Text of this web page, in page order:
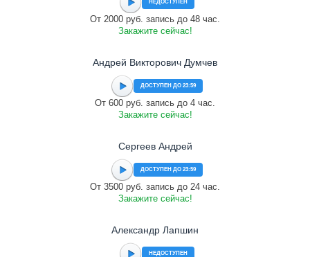
НЕДОСТУПЕН
От 2000 руб. запись до 48 час.
Закажите сейчас!
Андрей Викторович Думчев
ДОСТУПЕН ДО 23:59
От 600 руб. запись до 4 час.
Закажите сейчас!
Сергеев Андрей
ДОСТУПЕН ДО 23:59
От 3500 руб. запись до 24 час.
Закажите сейчас!
Александр Лапшин
НЕДОСТУПЕН